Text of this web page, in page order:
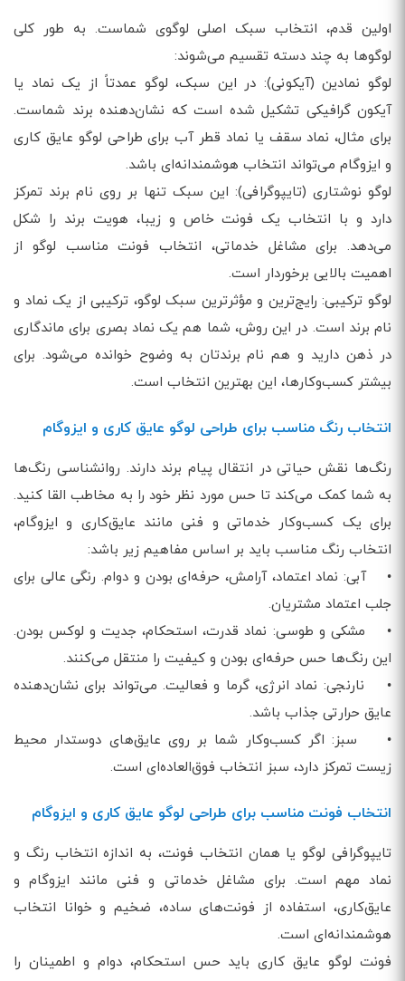
اولین قدم، انتخاب سبک اصلی لوگوی شماست. به طور کلی
لوگوها به چند دسته تقسیم می‌شوند:
لوگو نمادین (آیکونی): در این سبک، لوگو عمدتاً از یک نماد یا
آیکون گرافیکی تشکیل شده است که نشان‌دهنده برند شماست.
برای مثال، نماد سقف یا نماد قطر آب برای طراحی لوگو عایق کاری
و ایزوگام می‌تواند انتخاب هوشمندانه‌ای باشد.
لوگو نوشتاری (تایپوگرافی): این سبک تنها بر روی نام برند تمرکز
دارد و با انتخاب یک فونت خاص و زیبا، هویت برند را شکل
می‌دهد. برای مشاغل خدماتی، انتخاب فونت مناسب لوگو از
اهمیت بالایی برخوردار است.
لوگو ترکیبی: رایج‌ترین و مؤثرترین سبک لوگو، ترکیبی از یک نماد و
نام برند است. در این روش، شما هم یک نماد بصری برای ماندگاری
در ذهن دارید و هم نام برندتان به وضوح خوانده می‌شود. برای
بیشتر کسب‌وکارها، این بهترین انتخاب است.
انتخاب رنگ مناسب برای طراحی لوگو عایق کاری و ایزوگام
رنگ‌ها نقش حیاتی در انتقال پیام برند دارند. روانشناسی رنگ‌ها
به شما کمک می‌کند تا حس مورد نظر خود را به مخاطب القا کنید.
برای یک کسب‌وکار خدماتی و فنی مانند عایق‌کاری و ایزوگام،
انتخاب رنگ مناسب باید بر اساس مفاهیم زیر باشد:
• آبی: نماد اعتماد، آرامش، حرفه‌ای‌ بودن و دوام. رنگی عالی برای
جلب اعتماد مشتریان.
• مشکی و طوسی: نماد قدرت، استحکام، جدیت و لوکس بودن.
این رنگ‌ها حس حرفه‌ای بودن و کیفیت را منتقل می‌کنند.
• نارنجی: نماد انرژی، گرما و فعالیت. می‌تواند برای نشان‌دهنده
عایق حرارتی جذاب باشد.
• سبز: اگر کسب‌وکار شما بر روی عایق‌های دوستدار محیط
زیست تمرکز دارد، سبز انتخاب فوق‌العاده‌ای است.
انتخاب فونت مناسب برای طراحی لوگو عایق کاری و ایزوگام
تایپوگرافی لوگو یا همان انتخاب فونت، به اندازه انتخاب رنگ و
نماد مهم است. برای مشاغل خدماتی و فنی مانند ایزوگام و
عایق‌کاری، استفاده از فونت‌های ساده، ضخیم و خوانا انتخاب
هوشمندانه‌ای است.
فونت لوگو عایق کاری باید حس استحکام، دوام و اطمینان را